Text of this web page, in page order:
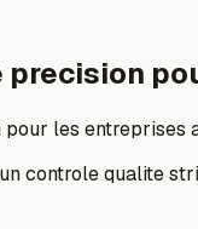
les
controle qualite